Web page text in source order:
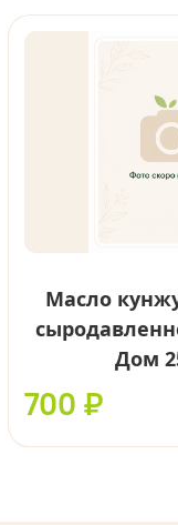
Масло
Дом
700 ₽